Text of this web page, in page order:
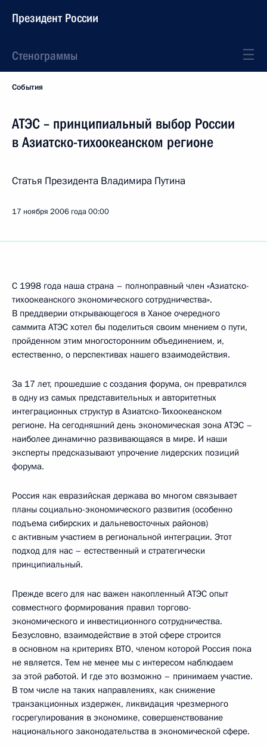
Президент России
Стенограммы
События
АТЭС – принципиальный выбор России
в Азиатско-тихоокеанском регионе
Статья Президента Владимира Путина
17 ноября 2006 года00:00
С 1998 года наша страна – полноправный член «Азиатско-
тихоокеанского экономического сотрудничества».
В преддверии открывающегося в Ханое очередного
саммита АТЭС хотел бы поделиться своим мнением о пути,
пройденном этим многосторонним объединением, и,
естественно, о перспективах нашего взаимодействия.
За 17 лет, прошедшие с создания форума, он превратился
в одну из самых представительных и авторитетных
интеграционных структур в Азиатско-Тихоокеанском
регионе. На сегодняшний день экономическая зона АТЭС –
наиболее динамично развивающаяся в мире. И наши
эксперты предсказывают упрочение лидерских позиций
форума.
Россия как евразийская держава во многом связывает
планы социально-экономического развития (особенно
подъема сибирских и дальневосточных районов)
с активным участием в региональной интеграции. Этот
подход для нас – естественный и стратегически
принципиальный.
Прежде всего для нас важен накопленный АТЭС опыт
совместного формирования правил торгово-
экономического и инвестиционного сотрудничества.
Безусловно, взаимодействие в этой сфере строится
в основном на критериях ВТО, членом которой Россия пока
не является. Тем не менее мы с интересом наблюдаем
за этой работой. И где это возможно – принимаем участие.
В том числе на таких направлениях, как снижение
транзакционных издержек, ликвидация чрезмерного
госрегулирования в экономике, совершенствование
национального законодательства в экономической сфере.